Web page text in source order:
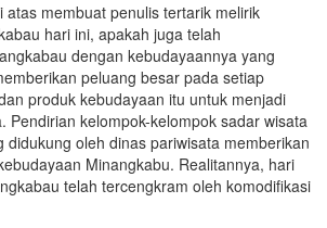
atas membuat penulis tertarik melirik
hari ini, apakah juga telah
dengan kebudayaannya yang
peluang besar pada setiap
produk kebudayaan itu untuk menjadi
Pendirian kelompok-kelompok sadar wisata
didukung oleh dinas pariwisata memberikan
Minangkabu. Realitannya, hari
telah tercengkram oleh komodifikasi